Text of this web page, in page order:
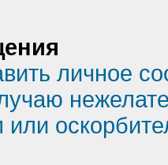
личное